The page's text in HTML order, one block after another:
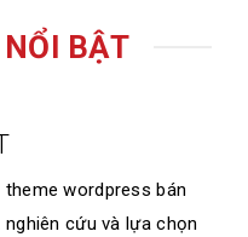
BẬT
wordpress bán
cứu và lựa chọn